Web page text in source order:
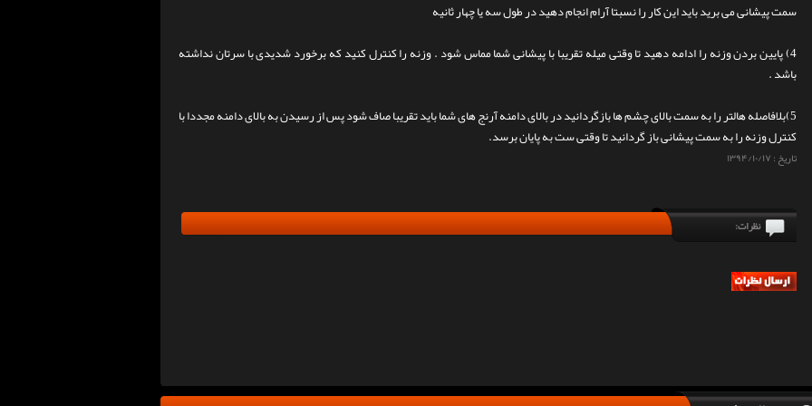
سمت پیشانی می برید باید این کار را نسبتا آرام انجام دهید در طول سه یا چهار ثانیه
4) پایین بردن وزنه را ادامه دهید تا وقتی میله تقریبا با پیشانی شما مماس شود . وزنه را کنترل کنید که برخورد شدیدی با سرتان نداشته
باشد .
5)بلافاصله هالتر را به سمت بالای چشم ها بازگردانید در بالای دامنه آرنج های شما باید تقریبا صاف شود پس از رسیدن به بالای دامنه مجددا با
کنترل وزنه را به سمت پیشانی باز گردانید تا وقتی ست به پایان برسد.
تاریخ :۱۳۹۴/۱۰/۱۷
نظرات: